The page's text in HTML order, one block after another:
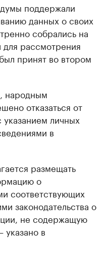
поддержали
данных о своих
собрались на
рассмотрения
принят во втором
народным
отказаться от
личных
в
рaзмещaть
о
соответствующих
зaконодaтельствa о
не содержaщую
в